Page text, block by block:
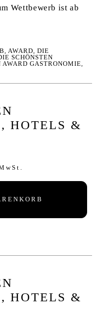
Wettbewerb ist ab
, AWARD, DIE
SCHÖNSTEN
GASTRONOMIE,
HOTELS &
HOTELS &